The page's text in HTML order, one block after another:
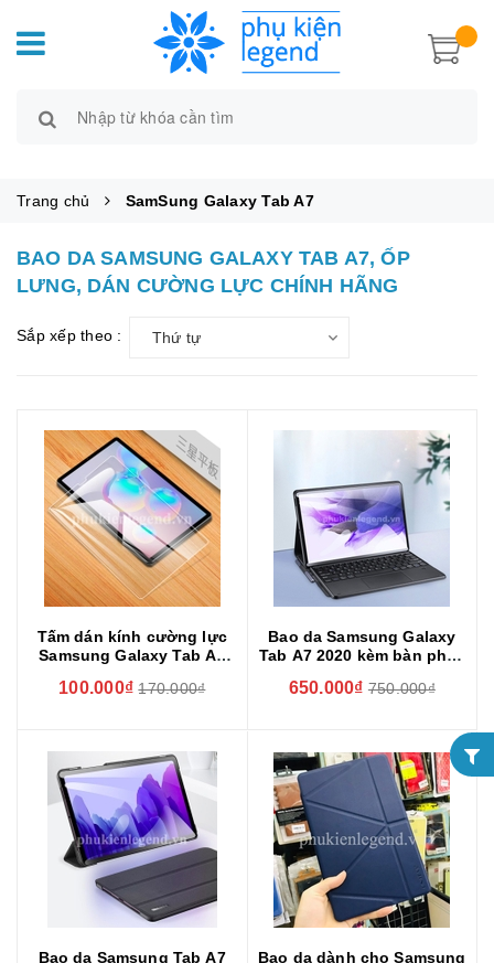
Trang chủ SamSung Galaxy Tab A7
BAO DA SAMSUNG GALAXY TAB A7, ỐP
LƯNG, DÁN CƯỜNG LỰC CHÍNH HÃNG
Sắp xếp theo : Thứ tự
Tấm dán kính cường lực
Samsung Galaxy Tab A7
chống vỡ màn hình
100.000₫ 170.000₫
Bao da Samsung Galaxy
Tab A7 2020 kèm bàn phím
hiệu Dux Ducis
650.000₫ 750.000₫
Bao da Samsung Tab A7
Bao da dành cho Samsung